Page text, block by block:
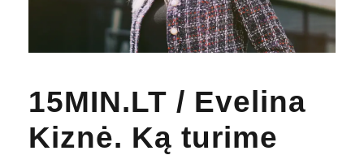
15MIN.LT / Evelina
Kiznė. Ką turime